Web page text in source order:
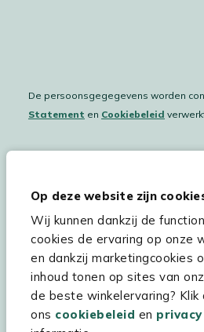
Op deze website zijn
Wij kunnen dankzij de
cookies de ervaring op onze
en dankzij marketingcookies
inhoud tonen op sites van
de beste winkelervaring? Klik
ons cookiebeleid en
De persoonsgegegevens worden
Statement en Cookiebeleid
Hulp & service
Assortiment
Kees Smit Tuinmeubelen
Experience Stores XXL